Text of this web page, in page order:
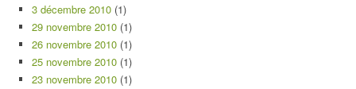
3 décembre 2010 (1)
29 novembre 2010 (1)
26 novembre 2010 (1)
25 novembre 2010 (1)
23 novembre 2010 (1)